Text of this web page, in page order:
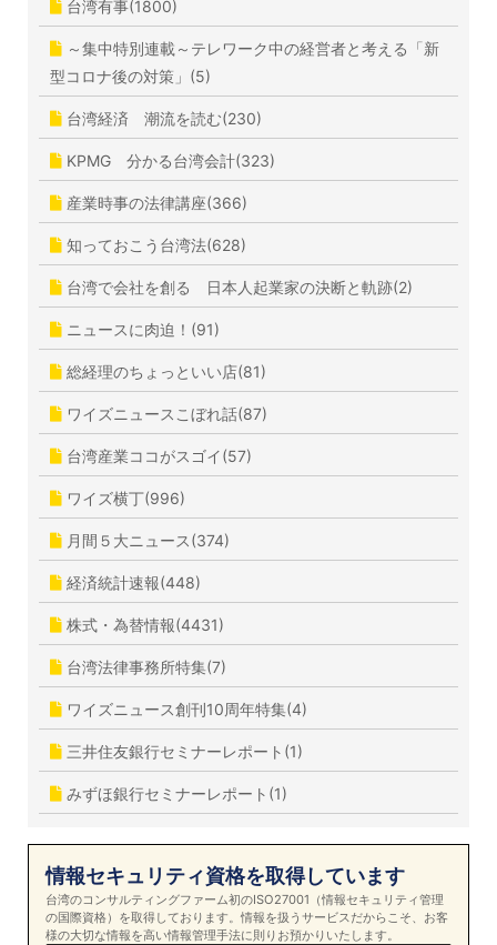
台湾有事(1800)
～集中特別連載～テレワーク中の経営者と考える「新
型コロナ後の対策」(5)
台湾経済 潮流を読む(230)
KPMG 分かる台湾会計(323)
産業時事の法律講座(366)
知っておこう台湾法(628)
台湾で会社を創る 日本人起業家の決断と軌跡(2)
ニュースに肉迫！(91)
総経理のちょっといい店(81)
ワイズニュースこぼれ話(87)
台湾産業ココがスゴイ(57)
ワイズ横丁(996)
月間５大ニュース(374)
経済統計速報(448)
株式・為替情報(4431)
台湾法律事務所特集(7)
ワイズニュース創刊10周年特集(4)
三井住友銀行セミナーレポート(1)
みずほ銀行セミナーレポート(1)
情報セキュリティ資格を取得しています
台湾のコンサルティングファーム初のISO27001（情報セキュリティ管理
の国際資格）を取得しております。情報を扱うサービスだからこそ、お客
様の大切な情報を高い情報管理手法に則りお預かりいたします。